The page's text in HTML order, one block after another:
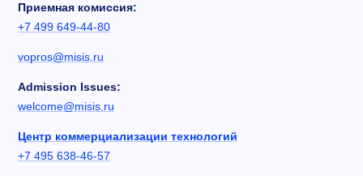
Приемная комиссия:
+7 499 649-44-80
vopros@misis.ru
Admission Issues:
welcome@misis.ru
Центр коммерциализации технологий
+7 495 638-46-57